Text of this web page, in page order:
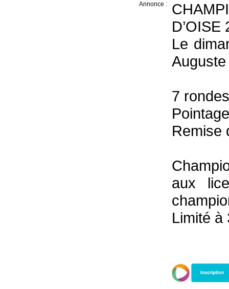
Annonce :
Le
7
Remise
aux
Limité à